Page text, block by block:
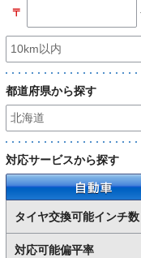
〒
都道府県から探す
対応サービスから探す
タイヤ交換可能インチ数
対応可能偏平率